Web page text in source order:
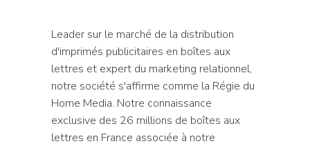
Leader sur le marché de la distribution
d'imprimés publicitaires en boîtes aux
lettres et expert du marketing relationnel,
notre société s'affirme comme la Régie du
Home Media. Notre connaissance
exclusive des 26 millions de boîtes aux
lettres en France associée à notre